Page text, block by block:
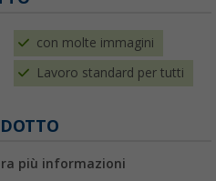
con molte immagini
Lavoro standard per tutti
più informazioni